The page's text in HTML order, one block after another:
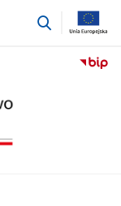
przejdź